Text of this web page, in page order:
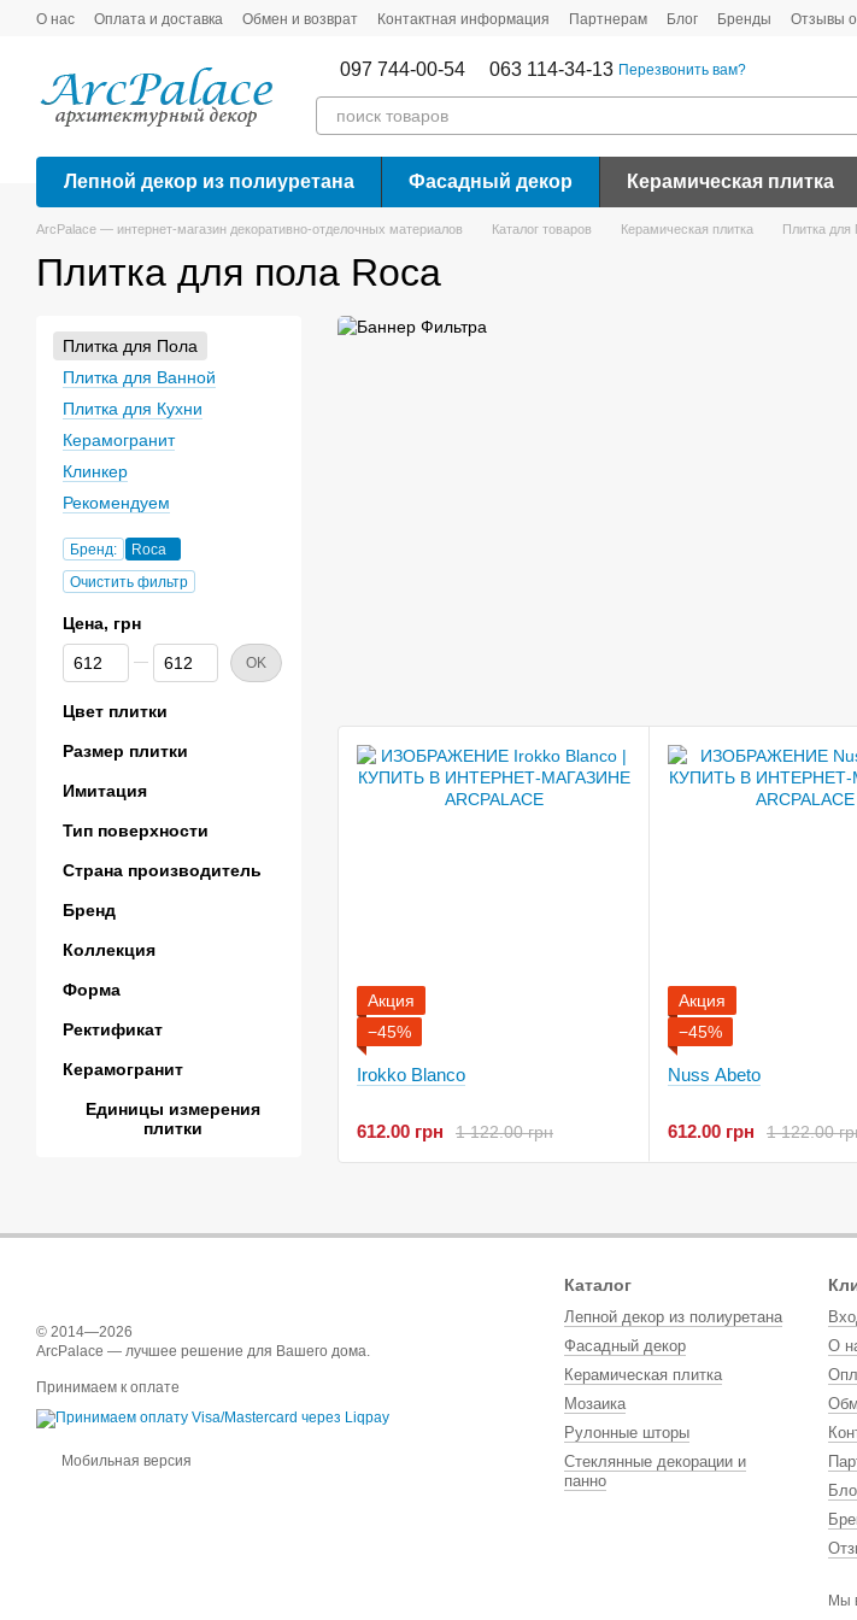
Перейти к основному контенту
О нас Оплата и доставка Обмен и возврат Контактная информация Партнерам Блог Бренды Отзывы о
097 744-00-54 063 114-34-13 Перезвонить вам?
Лепной декор из полиуретана Фасадный декор Керамическая плитка
ArcPalace — интернет-магазин декоративно-отделочных материалов Каталог товаров Керамическая плитка Плитка для
Плитка для пола Roca
Акция
−45%
Irokko Blanco
1 122.00 грн
612.00 грн
Акция
−45%
Nuss Abeto
1 122.00
612.00 грн
Плитка для Пола
Плитка для Ванной
Плитка для Кухни
Керамогранит
Клинкер
Рекомендуем
Бренд:
Roca
Очистить фильтр
Цена, грн
От Цена, грн
До Цена, грн OK
Цвет плитки
Размер плитки
Имитация
Тип поверхности
Страна производитель
Бренд
Коллекция
Форма
Ректификат
Керамогранит
Единицы измерения
плитки
© 2014—2026
ArcPalace — лучшее решение для Вашего дома.
Принимаем к оплате
Мобильная версия
Каталог
Лепной декор из полиуретана
Фасадный декор
Керамическая плитка
Мозаика
Рулонные шторы
Стеклянные декорации и
панно
О
Мы